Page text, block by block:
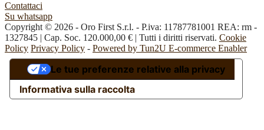
Contattaci
Su whatsapp
Copyright © 2026 - Oro First S.r.l. - P.iva: 11787781001 REA: rm -
1327845 | Cap. Soc. 120.000,00 € | Tutti i diritti riservati. Cookie
Policy Privacy Policy - Powered by Tun2U E-commerce Enabler
Informativa sulla raccolta
Le tue preferenze relative alla privacy